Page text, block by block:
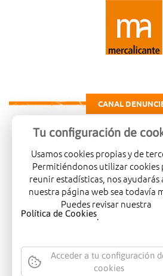
CANAL
Carretera de Madrid Km. 4,
Administrativo,
966081001
Avís legal Política de cookies
Política
Tu configuración de
Usamos cookies propias y de
Permitiéndonos utilizar cookies
reunir estadísticas, nos ayudarás
nuestra página web sea todavía
Puedes revisar nuestra
Política de Cookies.
Acceder a tu configuración
cookies